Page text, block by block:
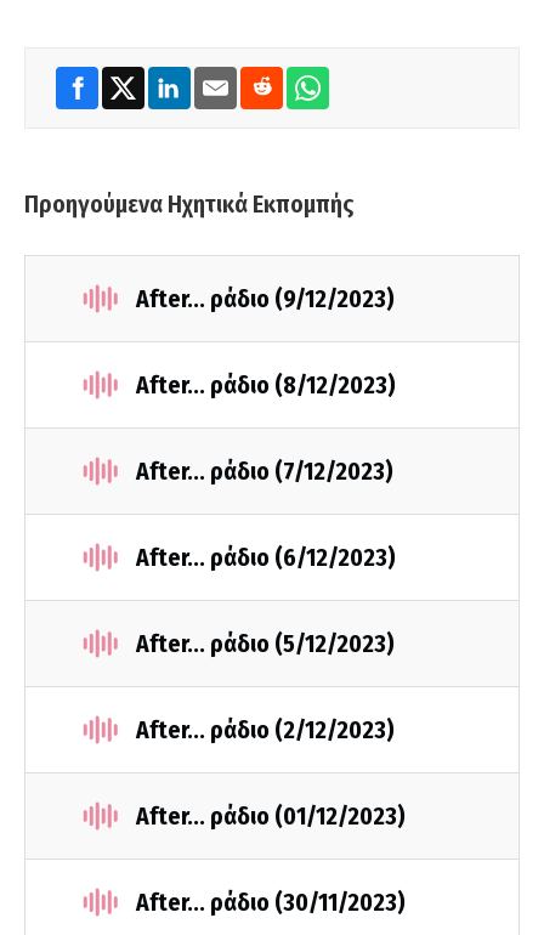
Προηγούμενα Ηχητικά Εκπομπής
After... ράδιο (9/12/2023)
After... ράδιο (8/12/2023)
After... ράδιο (7/12/2023)
After... ράδιο (6/12/2023)
After... ράδιο (5/12/2023)
After... ράδιο (2/12/2023)
After... ράδιο (01/12/2023)
After... ράδιο (30/11/2023)